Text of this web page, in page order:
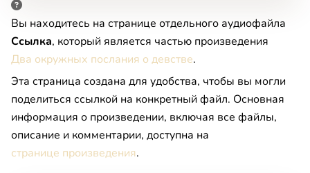
Вы находитесь на странице отдельного аудиофайла
Ссылка, который является частью произведения
Два окружных послания о девстве.
Эта страница создана для удобства, чтобы вы могли
поделиться ссылкой на конкретный файл. Основная
информация о произведении, включая все файлы,
описание и комментарии, доступна на
странице произведения.